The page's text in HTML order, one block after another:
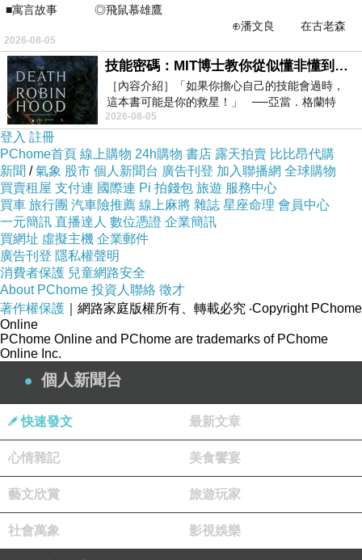
而且最廣等同24mm鏡頭
比18-70mm的鏡頭等同27mm還廣
難怪圖四的大樓只能被我腰斬
■寓言故事 ◎飛鼠慕雄鷹
⊕潘文良 在古老森
林的底層，住著一隻小飛鼠
2026-08-05
技能密碼：MIT博士教你從似懂非懂到穩定輸出，把專業變事業的職能升級攻略 /麥特．比恩(容錯)
［內容介紹］「如果你擔心自己的技能會過時，
這本書可能是你的救星！」 ──亞當．格蘭特
（Adam Grant），《
2026-08-05
登入 註冊
PChome首頁 線上購物 24h購物 書店 露天拍賣 比比昂代購
新聞 /氣象 股市 個人新聞台 廣告刊登 加入聯播網 全球購物
買賣租屋 支付連 國際連 Pi 拍錢包 旅遊 服務中心
買車 旅行團 汽車險推薦 線上麻將 雜誌 星座命理 會員中心
一元簡訊 直播達人 數位憑證 企業簡訊
買網址 虛擬主機 企業郵件
廣告刊登 隱私權聲明
消費者保護 兒童網路安全
About PChome 投資人聯絡 徵才
著作權保護 ｜網路家庭版權所有、轉載必究 ‧Copyright PChome
Online
PChome Online and PChome are trademarks of PChome
Online Inc.
個人新聞台
快速發文 最新文章
心情雜記 美食饗宴
藝文欣賞 旅遊玩家
社會萬象 影視娛樂